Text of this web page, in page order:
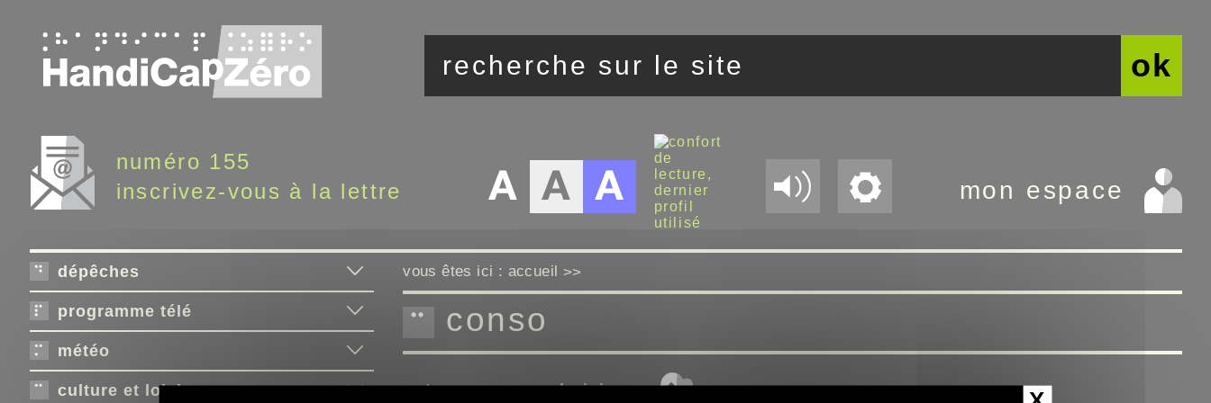
ok
numéro 155
inscrivez-vous à la lettre
mon espace
dépêches
programme télé
météo
culture et loisirs
vous êtes ici : accueil >>
conso
actus avec quechoisir.org